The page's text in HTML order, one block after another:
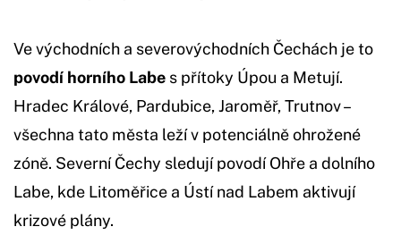
Ve východních a severovýchodních Čechách je to
povodí horního Labe s přítoky Úpou a Metují.
Hradec Králové, Pardubice, Jaroměř, Trutnov –
všechna tato města leží v potenciálně ohrožené
zóně. Severní Čechy sledují povodí Ohře a dolního
Labe, kde Litoměřice a Ústí nad Labem aktivují
krizové plány.